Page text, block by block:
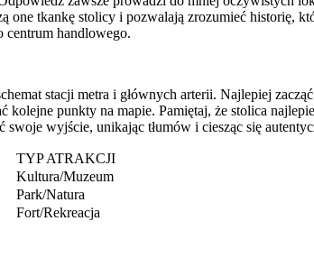
one tkankę stolicy i pozwalają zrozumieć historię,
centrum handlowego.
stacji metra i głównych arterii. Najlepiej
punkty na mapie. Pamiętaj, że stolica
wyjście, unikając tłumów i ciesząc się
TYP ATRAKCJI
Kultura/Muzeum
Park/Natura
Fort/Rekreacja